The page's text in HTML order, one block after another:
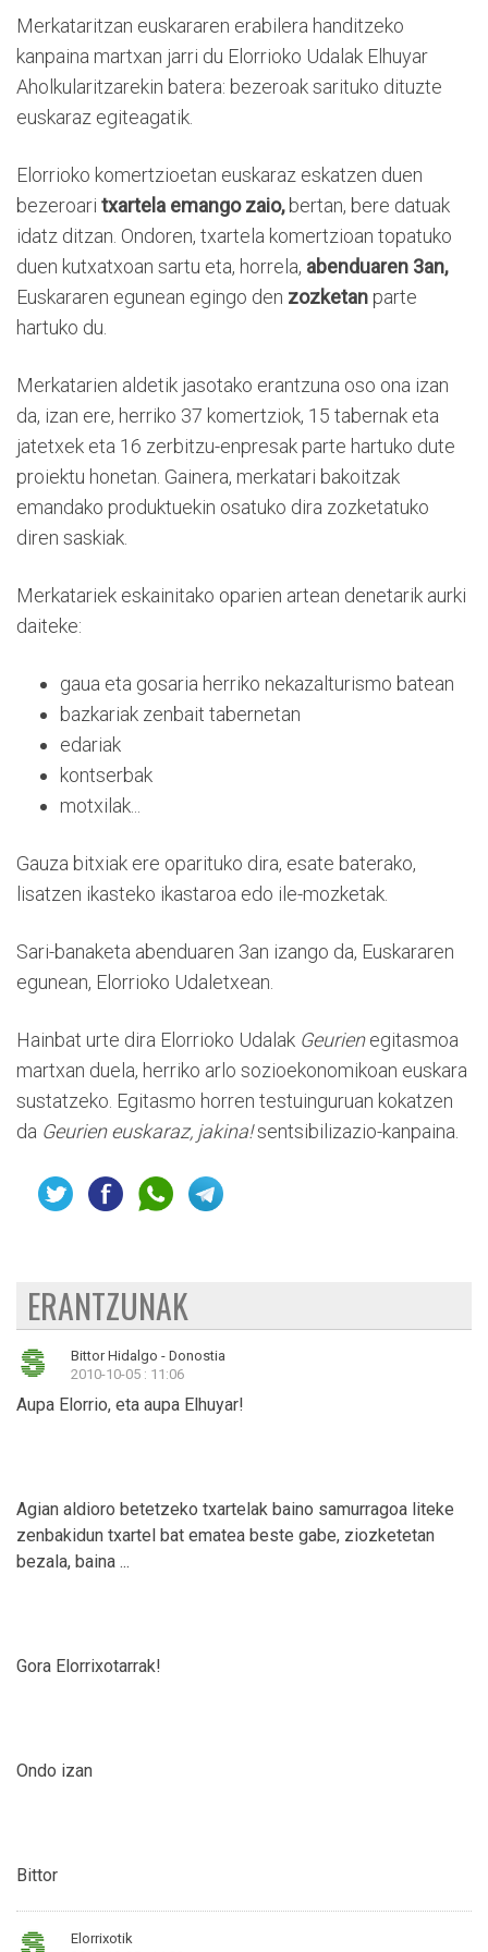
Merkataritzan euskararen erabilera handitzeko
kanpaina martxan jarri du Elorrioko Udalak Elhuyar
Aholkularitzarekin batera: bezeroak sarituko dituzte
euskaraz egiteagatik.
Elorrioko komertzioetan euskaraz eskatzen duen
bezeroari txartela emango zaio,bertan, bere datuak
idatz ditzan. Ondoren, txartela komertzioan topatuko
duen kutxatxoan sartu eta, horrela, abenduaren 3an,
Euskararen egunean egingo den zozketan parte
hartuko du.
Merkatarien aldetik jasotako erantzuna oso ona izan
da, izan ere, herriko 37 komertziok, 15 tabernak eta
jatetxek eta 16 zerbitzu-enpresak parte hartuko dute
proiektu honetan. Gainera, merkatari bakoitzak
emandako produktuekin osatuko dira zozketatuko
diren saskiak.
Merkatariek eskainitako oparien artean denetarik aurki
daiteke:
gaua eta gosaria herriko nekazalturismo batean
bazkariak zenbait tabernetan
edariak
kontserbak
motxilak...
Gauza bitxiak ere oparituko dira, esate baterako,
lisatzen ikasteko ikastaroa edo ile-mozketak.
Sari-banaketa abenduaren 3an izango da, Euskararen
egunean, Elorrioko Udaletxean.
Hainbat urte dira Elorrioko Udalak Geurienegitasmoa
martxan duela, herriko arlo sozioekonomikoan euskara
sustatzeko. Egitasmo horren testuinguruan kokatzen
da Geurien euskaraz, jakina!sentsibilizazio-kanpaina.
ERANTZUNAK
Bittor Hidalgo - Donostia
2010-10-05 : 11:06
Aupa Elorrio, eta aupa Elhuyar!
Agian aldioro betetzeko txartelak baino samurragoa liteke
zenbakidun txartel bat ematea beste gabe, ziozketetan
bezala, baina ...
Gora Elorrixotarrak!
Ondo izan
Bittor
Elorrixotik